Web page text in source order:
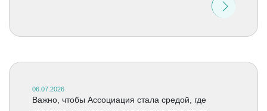
06.07.2026
Важно, чтобы Ассоциация стала средой, где